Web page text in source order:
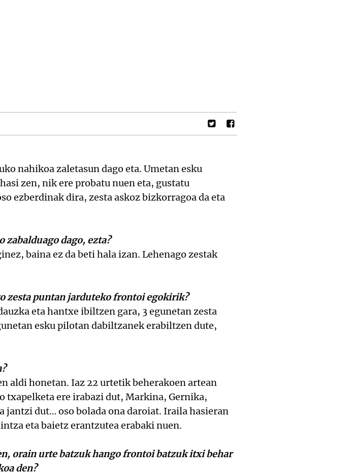
nahikoa zaletasun dago eta. Umetan esku
zen, nik ere probatu nuen eta, gustatu
ezberdinak dira, zesta askoz bizkorragoa da eta
zabalduago dago, ezta?
baina ez da beti hala izan. Lehenago zestak
zesta puntan jarduteko frontoi egokirik?
eta hantxe ibiltzen gara, 3 egunetan zesta
esku pilotan dabiltzanek erabiltzen dute,
aldi honetan. Iaz 22 urtetik beherakoen artean
ere irabazi dut, Markina, Gernika,
jantzi dut… oso bolada ona daroiat. Iraila hasieran
eta baietz erantzutea erabaki nuen.
orain urte batzuk hango frontoi batzuk itxi behar
den?